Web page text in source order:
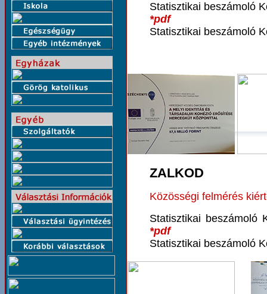
Statisztikai beszámoló
*pdf
Statisztikai beszámoló
ZALKOD
Közösségi felmérés
Statisztikai beszámoló
*pdf
Statisztikai beszámoló